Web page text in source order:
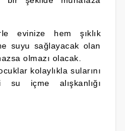
evinize hem şıklık
suyu sağlayacak olan
olmazı olacak.
kolaylıkla sularını
su içme alışkanlığı